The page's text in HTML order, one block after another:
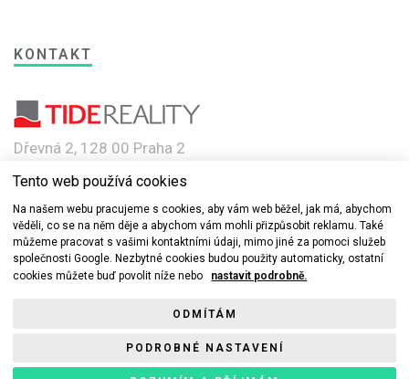
KONTAKT
Dřevná 2, 128 00 Praha 2
e-mail: info@novebyty.cz
© 2019-2022 Nové byty.cz s.r.o a TIDE REALITY spol. s r.o. Všechna
Tento web používá cookies
Na našem webu pracujeme s cookies, aby vám web běžel, jak má, abychom
věděli, co se na něm děje a abychom vám mohli přizpůsobit reklamu. Také
můžeme pracovat s vašimi kontaktními údaji, mimo jiné za pomoci služeb
společnosti Google. Nezbytné cookies budou použity automaticky, ostatní
cookies můžete buď povolit níže nebo
nastavit podrobně.
ODMÍTÁM
PODROBNÉ NASTAVENÍ